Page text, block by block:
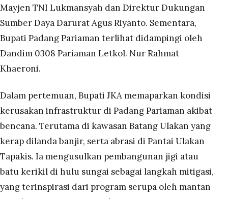
Mayjen TNI Lukmansyah dan Direktur Dukungan
Sumber Daya Darurat Agus Riyanto. Sementara,
Bupati Padang Pariaman terlihat didampingi oleh
Dandim 0308 Pariaman Letkol. Nur Rahmat
Khaeroni.
Dalam pertemuan, Bupati JKA memaparkan kondisi
kerusakan infrastruktur di Padang Pariaman akibat
bencana. Terutama di kawasan Batang Ulakan yang
kerap dilanda banjir, serta abrasi di Pantai Ulakan
Tapakis. Ia mengusulkan pembangunan jigi atau
batu kerikil di hulu sungai sebagai langkah mitigasi,
yang terinspirasi dari program serupa oleh mantan